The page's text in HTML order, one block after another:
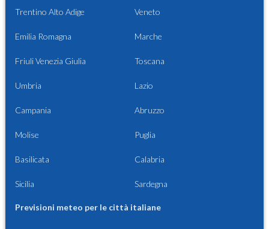
Trentino Alto Adige Veneto
Emilia Romagna Marche
Friuli Venezia Giulia Toscana
Umbria Lazio
Campania Abruzzo
Molise Puglia
Basilicata Calabria
Sicilia Sardegna
Previsioni meteo per le città italiane